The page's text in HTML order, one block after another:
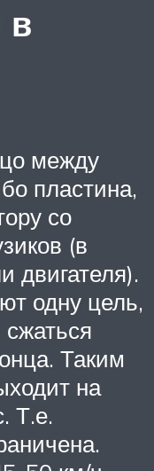
в
между
пластина,
со
(в
двигателя).
одну цель,
Таким
на
Т.е.